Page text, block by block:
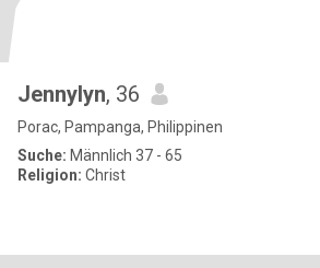
Jennylyn, 36
Porac, Pampanga, Philippinen
Suche: Männlich 37 - 65
Religion: Christ